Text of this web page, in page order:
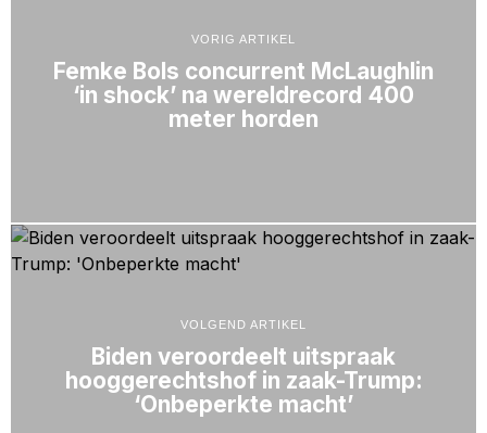
VORIG ARTIKEL
Femke Bols concurrent McLaughlin
‘in shock’ na wereldrecord 400
meter horden
VOLGEND ARTIKEL
Biden veroordeelt uitspraak
hooggerechtshof in zaak-Trump:
‘Onbeperkte macht’